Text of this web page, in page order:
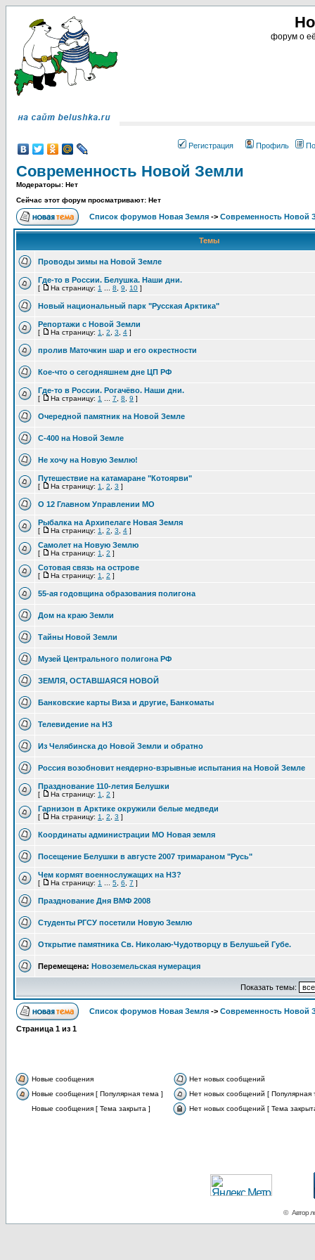
форум о
Регистрация Профиль
Современность Новой Земли
Модераторы: Нет
Сейчас этот форум просматривают: Нет
Список форумов Новая Земля -> Современность Новой
Темы
Проводы зимы на Новой Земле
Где-то в России. Белушка. Наши дни.
[ На страницу: 1 8 9 10 ]
Новый национальный парк "Русская Арктика"
Репортажи с Новой Земли
[ На страницу: 1 2 3 4 ]
пролив Маточкин шар и его окрестности
Кое-что о сегодняшнем дне ЦП РФ
Где-то в России. Рогачёво. Наши дни.
[ На страницу: 1 7 8 9 ]
Очередной памятник на Новой Земле
С-400 на Новой Земле
Не хочу на Новую Землю!
Путешествие на катамаране "Котоярви"
[ На страницу: 1 2 3 ]
О 12 Главном Управлении МО
Рыбалка на Архипелаге Новая Земля
[ На страницу: 1 2 3 4 ]
Самолет на Новую Землю
[ На страницу: 1 2 ]
Сотовая связь на острове
[ На страницу: 1 2 ]
55-ая годовщина образования полигона
Дом на краю Земли
Тайны Новой Земли
Музей Центрального полигона РФ
ЗЕМЛЯ, ОСТАВШАЯСЯ НОВОЙ
Банковские карты Виза и другие, Банкоматы
Телевидение на НЗ
Из Челябинска до Новой Земли и обратно
Россия возобновит неядерно-взрывные испытания на Новой Земле
Празднование 110-летия Белушки
[ На страницу: 1 2 ]
Гарнизон в Арктике окружили белые медведи
[ На страницу: 1 2 3 ]
Координаты администрации МО Новая земля
Посещение Белушки в августе 2007 тримараном "Русь"
Чем кормят военнослужащих на НЗ?
[ На страницу: 1 5 6 7 ]
Празднование Дня ВМФ 2008
Студенты РГСУ посетили Новую Землю
Открытие памятника Св. Николаю-Чудотворцу в Белушьей Губе.
Перемещена: Новоземельская нумерация
Показать темы:
Список форумов Новая Земля -> Современность Новой
Страница 1 из 1
Новые сообщения
Нет новых сообщений
Новые сообщения [ Популярная тема ]
Нет новых сообщений [ Популярная
Новые сообщения [ Тема закрыта ]
Нет новых сообщений [ Тема
© Автор